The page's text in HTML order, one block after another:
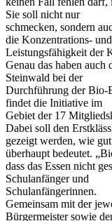
Sie soll nicht nur
schmecken, sondern
die Konzentrations- und
Leistungsfähigkeit der
Genau das haben
Steinwald bei der
Durchführung der Bio-
findet die Initiative im
Gebiet der 17
Dabei soll den
gezeigt werden, wie
überhaupt bedeutet.
dass das Essen nicht
Schulanfänger und
Schulanfängerinnen.
Gemeinsam mit der
Bürgermeister sowie